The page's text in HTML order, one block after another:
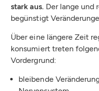
stark aus. Der lange und
begünstigt
Über eine längere Zeit
konsumiert treten
Vordergrund:
bleibende